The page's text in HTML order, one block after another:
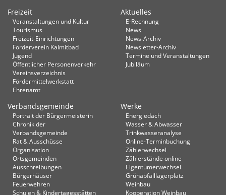
Freizeit
Veranstaltungen und Kultur
Tourismus
Freizeit-Einrichtungen
Förderverein Kalmitbad
Jugend
Öffentlicher Personenverkehr
Vereinsverzeichnis
Fördermittelwerkstatt
Ehrenamt
Aktuelles
E-Rechnung
News
News-Archiv
Newsletter-Archiv
Termine und Veranstaltungen
Jubiläum
Verbandsgemeinde
Portrait der Bürgermeisterin
Chronik der
Verbandsgemeinde
Rat & Ausschüsse
Organisation
Ortsgemeinden
Ausschreibungen
Bürgerhäuser
Feuerwehren
Schulen & Kindertagesstätten
Werke
Energiedach
Wasser & Abwasser
Trinkwasseranalyse
Online-Terminbuchung
Zählerwechsel
Zählerstände online
Eigentümerwechsel
Grünabfalllagerplatz
Weinbau
Kooperation Weinbau